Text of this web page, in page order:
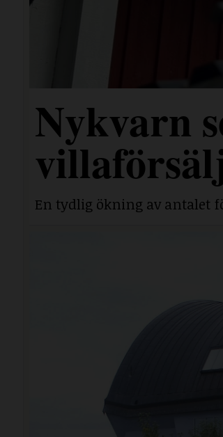
Nykvarn
En tydlig ökning av antalet